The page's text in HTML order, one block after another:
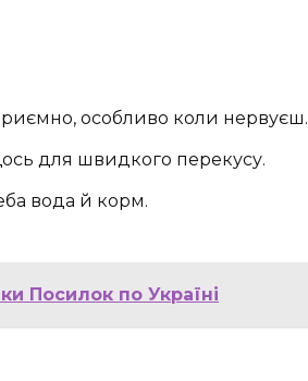
особливо коли нервуєш.
для швидкого перекусу.
вода й корм.
Посилок по Україні